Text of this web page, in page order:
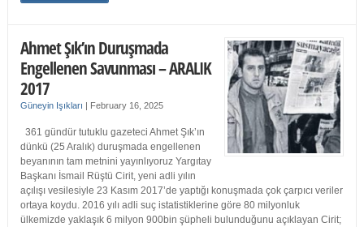
Ahmet Şık’ın Duruşmada
Engellenen Savunması – ARALIK
2017
Güneyin Işıkları | February 16, 2025
361 gündür tutuklu gazeteci Ahmet Şık’ın
dünkü (25 Aralık) duruşmada engellenen
beyanının tam metnini yayınlıyoruz Yargıtay
Başkanı İsmail Rüştü Cirit, yeni adli yılın
açılışı vesilesiyle 23 Kasım 2017’de yaptığı konuşmada çok çarpıcı veriler
ortaya koydu. 2016 yılı adli suç istatistiklerine göre 80 milyonluk
ülkemizde yaklaşık 6 milyon 900bin şüpheli bulunduğunu açıklayan Cirit;